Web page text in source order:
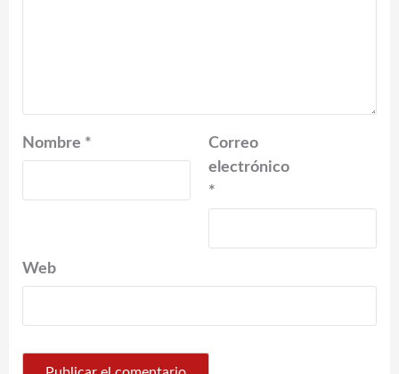
Nombre *
Correo
electrónico
*
Web